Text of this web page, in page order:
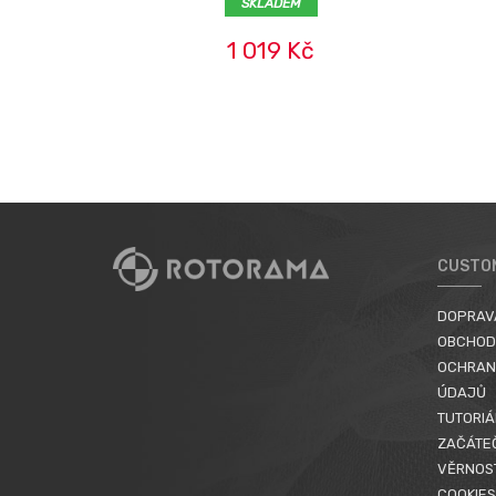
SKLADEM
1 019 Kč
ÚDAJŮ